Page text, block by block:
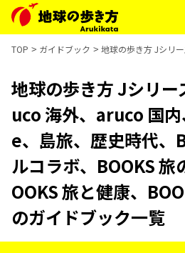
TOP ガイドブック 地球の歩き方 Jシリ
地球の歩き方 Jシリ
uco 海外、aruco 国
e、島旅、歴史時代、
ルコラボ、BOOKS 旅
OOKS 旅と健康、
のガイドブック一覧